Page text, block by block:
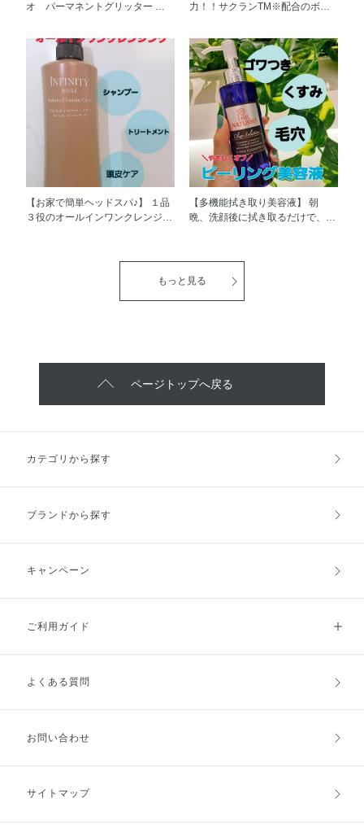
オ パーマネントグリッター マ
てもいいですし、いつものマスカ
ラの上から重ねるだけでキラキラ
華やかなまつ毛に仕上がります。
カールが下がりにくい！お湯でオ
フできる！のも嬉しいポイントで
力！！サクランTM※配合のボデ
り返しがちな肌を、しっとりうる
おいで守ってくれます。 私は乾
燥しやすく、痒みがでてしまうこ
とが多かったのですが、この３つ
を使いはじめてから乾燥しにくく
なりました！刺激も少ないので、
いつでも安心して使えます(⌒‐⌒)
※サクランTM：スイゼンジノリ
多糖体
【お家で簡単ヘッドスパ♪】 １品
３役のオールインワンクレンジン
リームベースなので、頭皮の汚れ
おいて洗い流すだけでOK！！ 簡
単なのに、頭皮もスッキリ！髪も
らの汗をかきやすい時期は特にオ
【多機能拭き取り美容液】 朝
晩、洗顔後に拭き取るだけで、ゴ
なんと！拭き取るだけでなく、ゴ
ワつきが特に気になるときはコッ
ト クリア ソリューション ｎを
含ませたコットンを小さく折っ
て、クルクルして使っています。
肌がツルツルになるので、毛穴が
もっと見る
ページトップへ戻る
カテゴリから探す
ブランドから探す
キャンペーン
ご利用ガイド
ご利用ガイドトップ
お支払方法
キャンセル・返品・交換
よくある質問
お問い合わせ
サイトマップ